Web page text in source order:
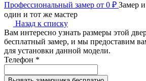
Профессиональный замер от 0 ₽ Замер
один и тот же мастер
Назад к списку
Вам интересно узнать размеры этой
бесплатный замер, и мы предоставим
для установки данной модели.
Телефон *